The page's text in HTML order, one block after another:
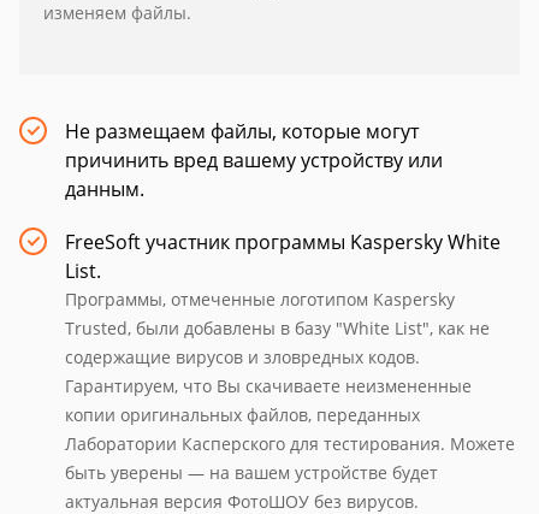
изменяем файлы.
Не размещаем файлы, которые могут
причинить вред вашему устройству или
данным.
FreeSoft участник программы Kaspersky White
List.
Программы, отмеченные логотипом Kaspersky
Trusted, были добавлены в базу "White List", как не
содержащие вирусов и зловредных кодов.
Гарантируем, что Вы скачиваете неизмененные
копии оригинальных файлов, переданных
Лаборатории Касперского для тестирования. Можете
быть уверены — на вашем устройстве будет
актуальная версия ФотоШОУ без вирусов.